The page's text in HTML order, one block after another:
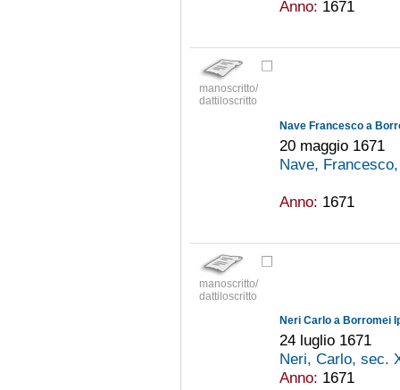
Anno: 1671
manoscritto/
dattiloscritto
Nave Francesco a
20 maggio 1671
Nave,
Anno: 1671
manoscritto/
dattiloscritto
Neri Carlo a Borromei
24 luglio 1671
Neri, Carlo, sec.
Anno: 1671